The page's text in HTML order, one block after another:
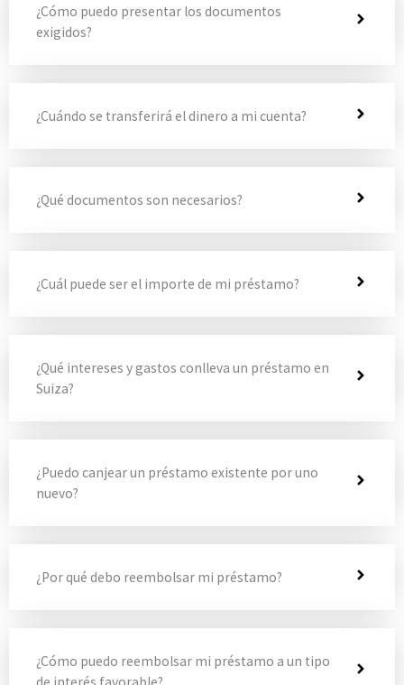
¿Cómo puedo presentar los documentos
exigidos?
¿Cuándo se transferirá el dinero a mi cuenta?
¿Qué documentos son necesarios?
¿Cuál puede ser el importe de mi préstamo?
¿Qué intereses y gastos conlleva un préstamo en
Suiza?
¿Puedo canjear un préstamo existente por uno
nuevo?
¿Por qué debo reembolsar mi préstamo?
¿Cómo puedo reembolsar mi préstamo a un tipo